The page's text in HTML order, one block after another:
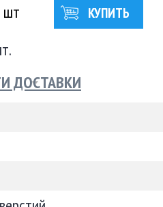
шт КУПИТЬ
ДОСТАВКИ